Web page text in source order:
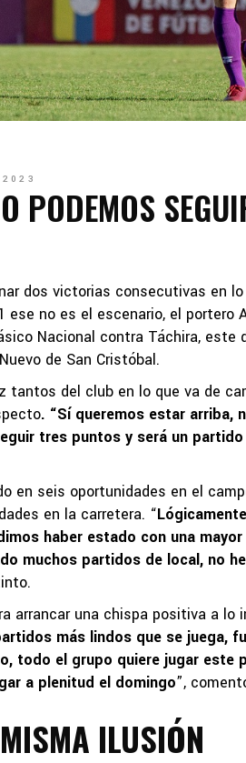
PODEMOS
dos victorias consecutivas en
ese no es el escenario, el portero
Nacional contra Táchira, este
de San Cristóbal.
tantos del club en lo que va de
. “Sí queremos estar arriba,
tres puntos y será un
en seis oportunidades en el
en la carretera. “
haber estado con una
muchos partidos de local, no
arrancar una chispa positiva a lo
más lindos que se juega,
todo el grupo quiere jugar este
a plenitud el domingo”,
ILUSIÓN